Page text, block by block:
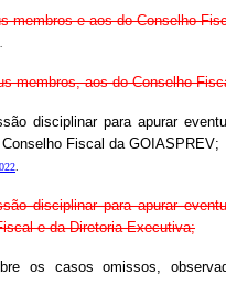
membros e aos do Conselho
membros, aos do Conselho
disciplinar para apurar
Fiscal da GOIASPREV;
disciplinar para apurar
e da Diretoria Executiva;
os casos omissos,